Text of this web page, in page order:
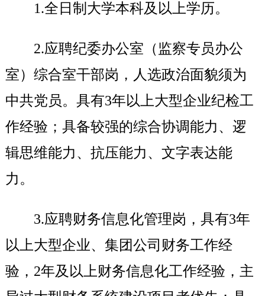
1.全日制大学本科及以上学历。
2.应聘纪委办公室（监察专员办公
室）综合室干部岗，人选政治面貌须为
中共党员。具有3年以上大型企业纪检工
作经验；具备较强的综合协调能力、逻
辑思维能力、抗压能力、文字表达能
力。
3.应聘财务信息化管理岗，具有3年
以上大型企业、集团公司财务工作经
验，2年及以上财务信息化工作经验，主